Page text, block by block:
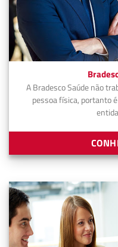
A Bradesco Saúde não
pessoa física, portanto